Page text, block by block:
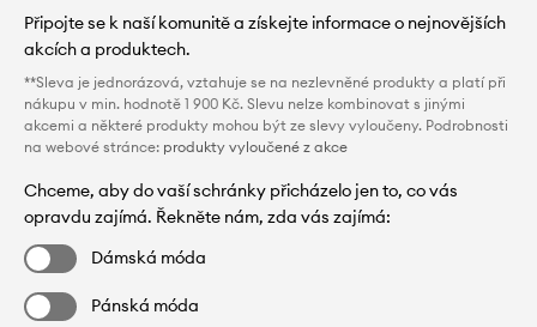
Připojte se k naší komunitě a získejte informace o nejnovějších
akcích a produktech.
**Sleva je jednorázová, vztahuje se na nezlevněné produkty a platí při
nákupu v min. hodnotě 1 900 Kč. Slevu nelze kombinovat s jinými
akcemi a některé produkty mohou být ze slevy vyloučeny. Podrobnosti
na webové stránce: produkty vyloučené z akce
Chceme, aby do vaší schránky přicházelo jen to, co vás
opravdu zajímá. Řekněte nám, zda vás zajímá:
Dámská móda
Pánská móda